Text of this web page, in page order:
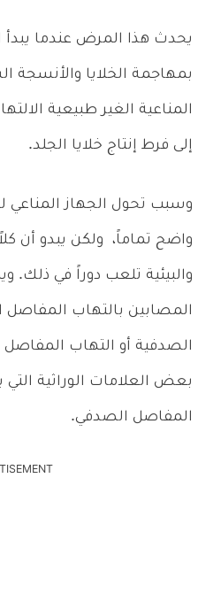
يحدث هذا المرض عندما
بمهاجمة الخلايا والأنسجة
المناعية الغير طبيعية
إلى فرط إنتاج خلايا الجلد.
وسبب تحول الجهاز المناعي
واضح تماماً، ولكن يبدو أن
والبيئية تلعب دوراً في
المصابين بالتهاب المفاصل
الصدفية أو التهاب
بعض العلامات الوراثية التي
المفاصل الصدفي.